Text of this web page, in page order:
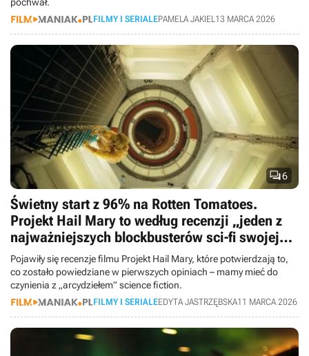
FILMY I SERIALEPAMELA JAKIEL13 MARCA 2026
6
Świetny start z 96% na Rotten Tomatoes.
Projekt Hail Mary to według recenzji „jeden z
najważniejszych blockbusterów sci-fi swojej
epoki”
Pojawiły się recenzje filmu Projekt Hail Mary, które potwierdzają to,
co zostało powiedziane w pierwszych opiniach – mamy mieć do
czynienia z „arcydziełem” science fiction.
FILMY I SERIALEEDYTA JASTRZĘBSKA11 MARCA 2026